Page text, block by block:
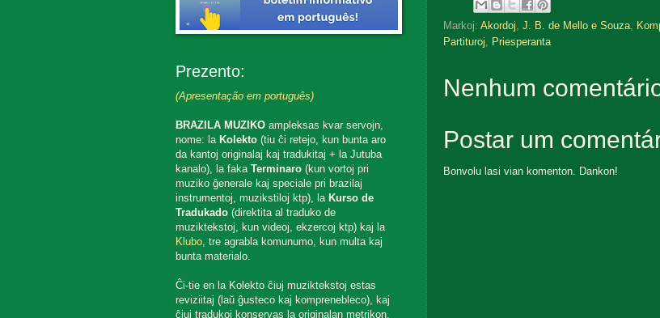
Markoj: Akordoj, J. B. de Mello e Souza,
Partituroj, Priesperanta
Nenhum
Postar um
Bonvolu lasi vian komenton. Dankon!
Prezento:
(Apresentação em português)
BRAZILA MUZIKOampleksas kvar servojn,
nome: la Kolekto(tiu ĉi retejo, kun bunta aro
da kantoj originalaj kaj tradukitaj + la Jutuba
kanalo), la faka Terminaro(kun vortoj pri
muziko ĝenerale kaj speciale pri brazilaj
instrumentoj, muzikstiloj ktp), la Kurso de
Tradukado(direktita al traduko de
muziktekstoj, kun videoj, ekzercoj ktp) kaj la
Klubo, tre agrabla komunumo, kun multa kaj
bunta materialo.
Ĉi-tie en la Kolekto ĉiuj muziktekstoj estas
reviziitaj (laŭ ĝusteco kaj komprenebleco), kaj
ĉiuj tradukoj konservas la originalan metrikon,